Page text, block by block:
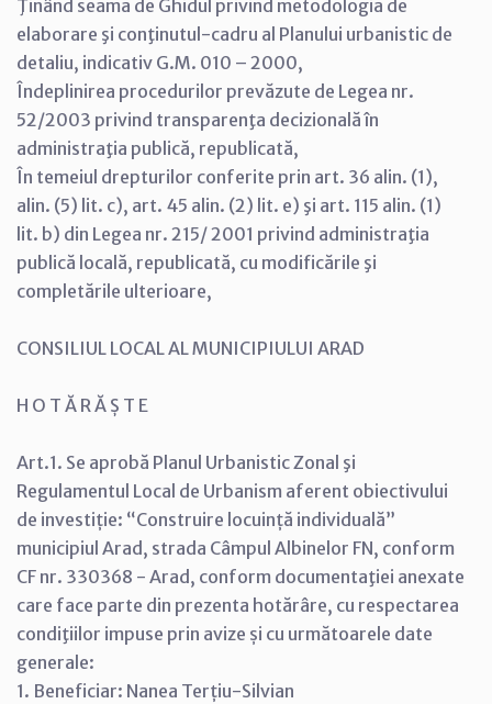
Ţinând seama de Ghidul privind metodologia de
elaborare şi conţinutul-cadru al Planului urbanistic de
detaliu, indicativ G.M. 010 – 2000,
Îndeplinirea procedurilor prevăzute de Legea nr.
52/2003 privind transparenţa decizională în
administraţia publică, republicată,
În temeiul drepturilor conferite prin art. 36 alin. (1),
alin. (5) lit. c), art. 45 alin. (2) lit. e) şi art. 115 alin. (1)
lit. b) din Legea nr. 215/ 2001 privind administraţia
publică locală, republicată, cu modificările şi
completările ulterioare,
CONSILIUL LOCAL AL MUNICIPIULUI ARAD
H O T Ă R Ă Ș T E
Art.1. Se aprobă Planul Urbanistic Zonal şi
Regulamentul Local de Urbanism aferent obiectivului
de investiție: “Construire locuință individuală”
municipiul Arad, strada Câmpul Albinelor FN, conform
CF nr. 330368 - Arad, conform documentaţiei anexate
care face parte din prezenta hotărâre, cu respectarea
condiţiilor impuse prin avize și cu următoarele date
generale:
1. Beneficiar: Nanea Terțiu-Silvian